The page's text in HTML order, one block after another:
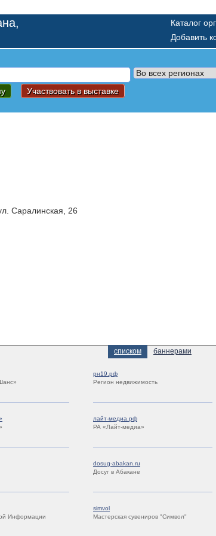
Каталог
Добавить
Участвовать в выставке
Саралинская, 26
списком баннерами
рн19.рф
Регион недвижимость
лайт-медиа.рф
РА «Лайт-медиа»
dosug-abakan.ru
Досуг в Абакане
Информации
simvol
Мастерская сувениров "Символ"